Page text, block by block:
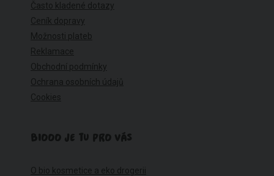
Často kladené dotazy
Ceník dopravy
Možnosti plateb
Reklamace
Obchodní podmínky
Ochrana osobních údajů
Cookies
BIOOO JE TU PRO VÁS
O bio kosmetice a eko drogerii